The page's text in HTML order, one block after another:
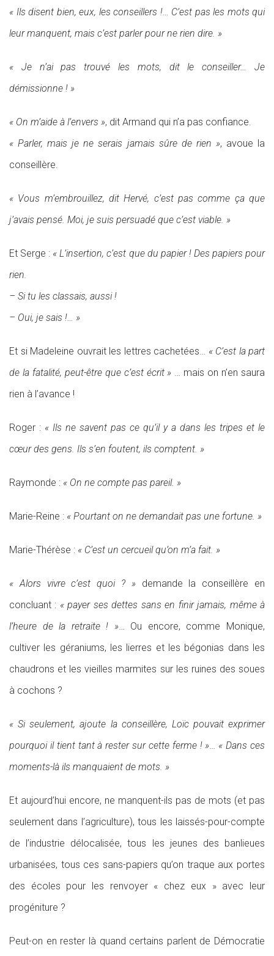
« Ils disent bien, eux, les conseillers !… C’est pas les mots qui
leur manquent, mais c’est parler pour ne rien dire. »
« Je n’ai pas trouvé les mots, dit le conseiller… Je
démissionne ! »
« On m’aide à l’envers », dit Armand qui n’a pas confiance.
« Parler, mais je ne serais jamais sûre de rien », avoue la
conseillère.
« Vous m’embrouillez, dit Hervé, c’est pas comme ça que
j’avais pensé. Moi, je suis persuadé que c’est viable. »
Et Serge : « L’insertion, c’est que du papier ! Des papiers pour
rien.
– Si tu les classais, aussi !
– Oui, je sais !… »
Et si Madeleine ouvrait les lettres cachetées… « C’est la part
de la fatalité, peut-être que c’est écrit » … mais on n’en saura
rien à l’avance !
Roger : « Ils ne savent pas ce qu’il y a dans les tripes et le
cœur des gens. Ils s’en foutent, ils comptent. »
Raymonde : « On ne compte pas pareil. »
Marie-Reine : « Pourtant on ne demandait pas une fortune. »
Marie-Thérèse : « C’est un cercueil qu’on m’a fait. »
« Alors vivre c’est quoi ? » demande la conseillère en
concluant : « payer ses dettes sans en finir jamais, même à
l’heure de la retraite ! »… Ou encore, comme Monique,
cultiver les géraniums, les lierres et les bégonias dans les
chaudrons et les vieilles marmites sur les ruines des soues
à cochons ?
« Si seulement, ajoute la conseillère, Loïc pouvait exprimer
pourquoi il tient tant à rester sur cette ferme ! »… « Dans ces
moments-là ils manquaient de mots. »
Et aujourd’hui encore, ne manquent-ils pas de mots (et pas
seulement dans l’agriculture), tous les laissés-pour-compte
de l’industrie délocalisée, tous les jeunes des banlieues
urbanisées, tous ces sans-papiers qu’on traque aux portes
des écoles pour les renvoyer « chez eux » avec leur
progéniture ?
Peut-on en rester là quand certains parlent de Démocratie